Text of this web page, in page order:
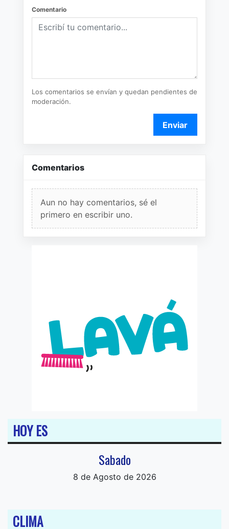
Comentario
Los comentarios se envían y quedan pendientes de
moderación.
Enviar
Comentarios
Aun no hay comentarios, sé el
primero en escribir uno.
HOY ES
Sabado
8 de Agosto de 2026
CLIMA